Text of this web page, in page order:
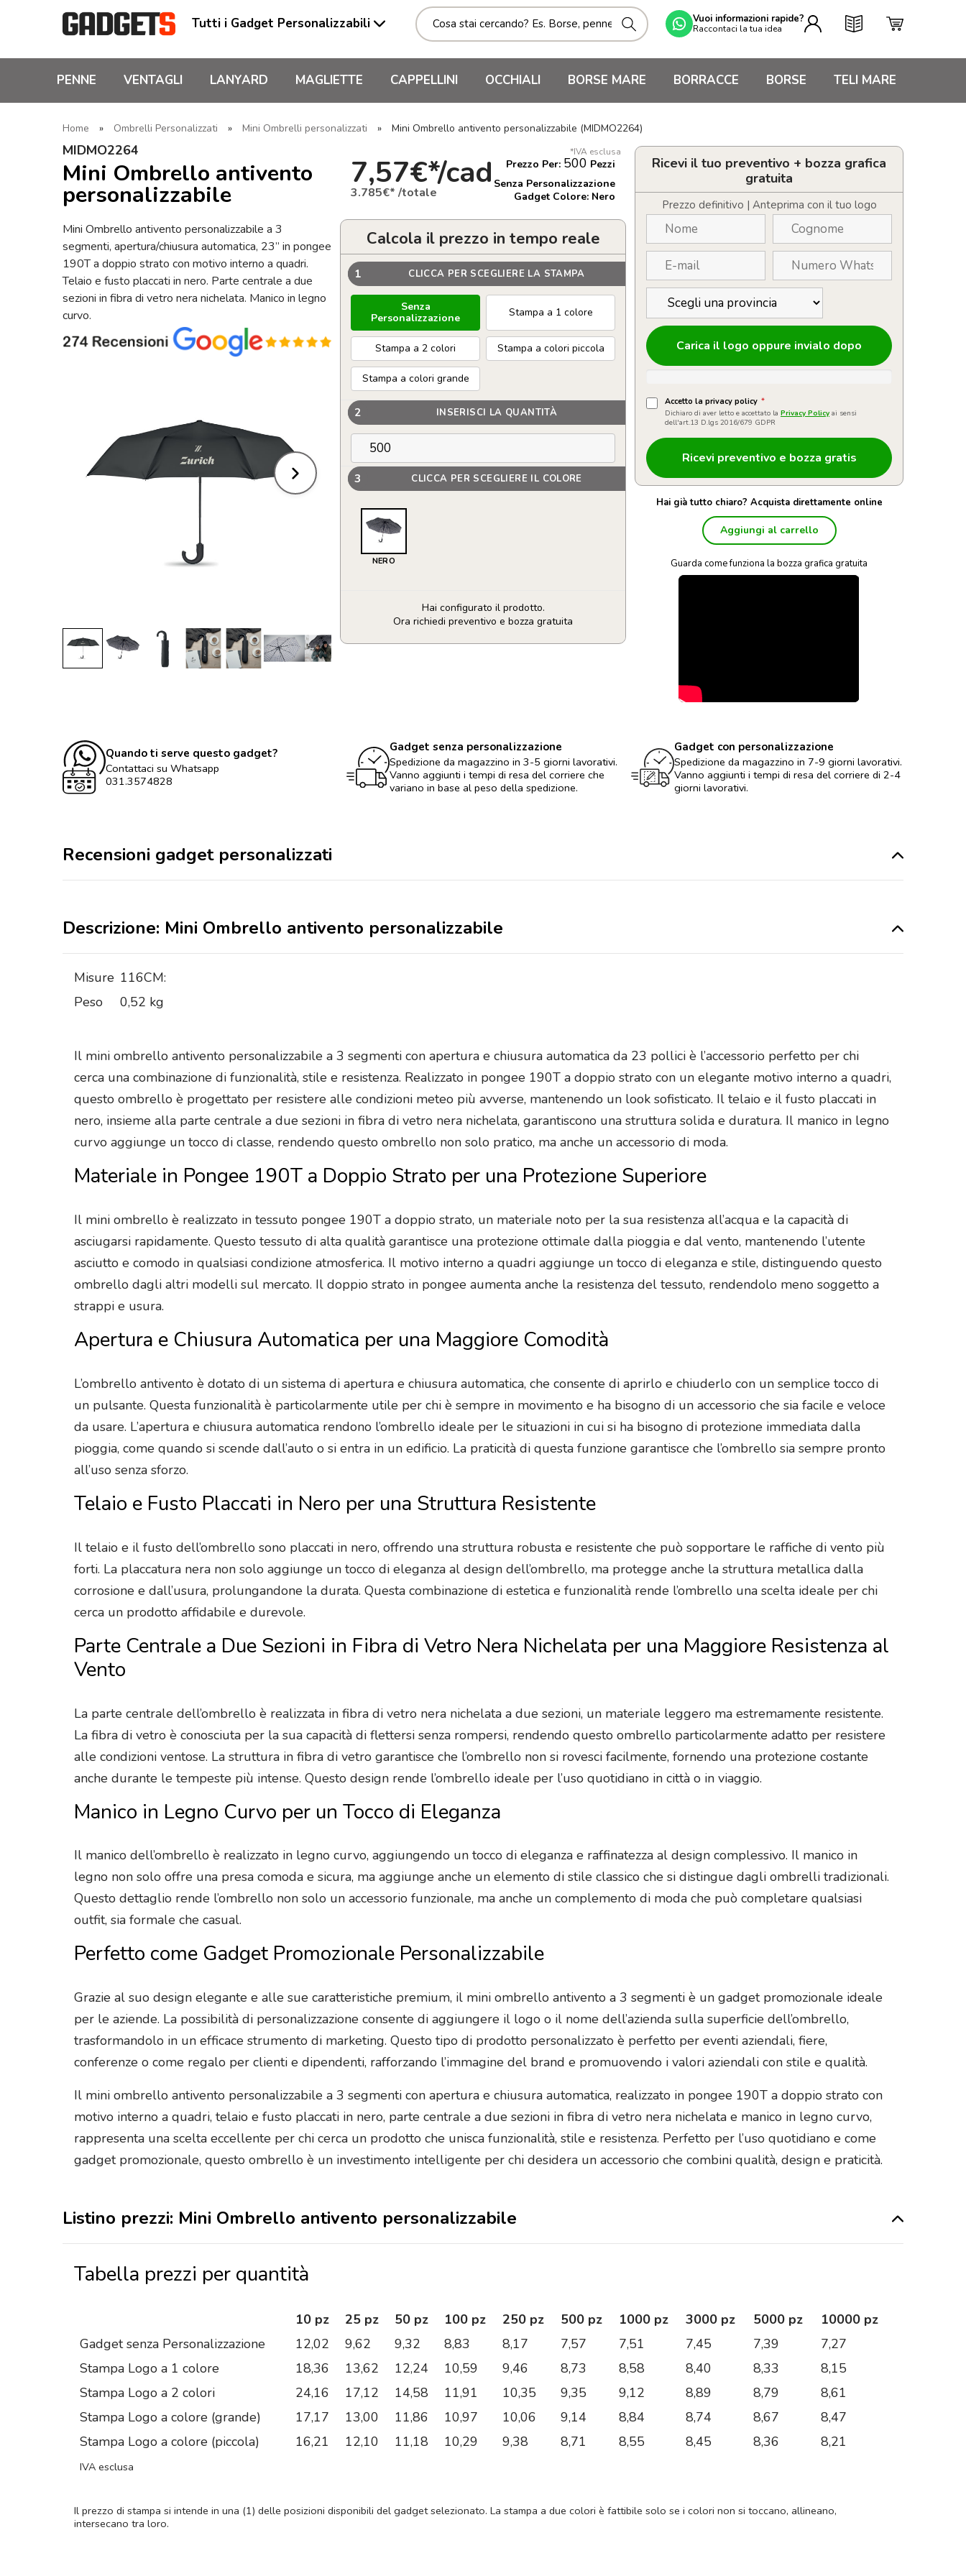
Tutti i Gadget Personalizzabili Vuoi informazioni rapide?
Raccontaci la tua idea
PENNE VENTAGLI LANYARD MAGLIETTE CAPPELLINI OCCHIALI BORSE MARE BORRACCE BORSE TELI MARE
Home » Ombrelli Personalizzati » Mini Ombrelli personalizzati » Mini Ombrello antivento personalizzabile (MIDMO2264)
MIDMO2264
Mini Ombrello antivento
personalizzabile
Mini Ombrello antivento personalizzabile a 3
segmenti, apertura/chiusura automatica, 23” in pongee
190T a doppio strato con motivo interno a quadri.
Telaio e fusto placcati in nero. Parte centrale a due
sezioni in fibra di vetro nera nichelata. Manico in legno
curvo.
*IVA esclusa
7,57€*/cad
3.785€* /totale
Prezzo Per: 500 Pezzi
Senza Personalizzazione
Gadget Colore: Nero
Calcola il prezzo in tempo reale
1 CLICCA PER SCEGLIERE LA STAMPA
Senza
Personalizzazione
Stampa a 1 colore
Stampa a 2 colori Stampa a colori piccola
Stampa a colori grande
2 INSERISCI LA QUANTITÀ
3 CLICCA PER SCEGLIERE IL COLORE
NERO
Hai configurato il prodotto.
Ora richiedi preventivo e bozza gratuita
Mini
Ricevi il tuo preventivo + bozza grafica
gratuita
Prezzo definitivo | Anteprima con il tuo logo
Carica il logo oppure invialo dopo
Accetto la privacy policy *
Dichiaro di aver letto e accettato la Privacy Policy ai sensi
dell'art.13 D.lgs 2016/679 GDPR
Hai già tutto chiaro? Acquista direttamente online
Aggiungi al carrello
Guarda come funziona la bozza grafica gratuita
Quando ti serve questo gadget?
Contattaci su Whatsapp
031.3574828
Gadget senza personalizzazione
Spedizione da magazzino in 3-5 giorni lavorativi.
Vanno aggiunti i tempi di resa del corriere che
variano in base al peso della spedizione.
Gadget con personalizzazione
Spedizione da magazzino in 7-9 giorni lavorativi.
Vanno aggiunti i tempi di resa del corriere di 2-4
giorni lavorativi.
Recensioni gadget personalizzati
Descrizione: Mini Ombrello antivento personalizzabile
Misure 116CM:
Peso
0,52 kg
Il mini ombrello antivento personalizzabile a 3 segmenti con apertura e chiusura automatica da 23 pollici è l’accessorio perfetto per chi
cerca una combinazione di funzionalità, stile e resistenza. Realizzato in pongee 190T a doppio strato con un elegante motivo interno a quadri,
questo ombrello è progettato per resistere alle condizioni meteo più avverse, mantenendo un look sofisticato. Il telaio e il fusto placcati in
nero, insieme alla parte centrale a due sezioni in fibra di vetro nera nichelata, garantiscono una struttura solida e duratura. Il manico in legno
curvo aggiunge un tocco di classe, rendendo questo ombrello non solo pratico, ma anche un accessorio di moda.
Materiale in Pongee 190T a Doppio Strato per una Protezione Superiore
Il mini ombrello è realizzato in tessuto pongee 190T a doppio strato, un materiale noto per la sua resistenza all’acqua e la capacità di
asciugarsi rapidamente. Questo tessuto di alta qualità garantisce una protezione ottimale dalla pioggia e dal vento, mantenendo l’utente
asciutto e comodo in qualsiasi condizione atmosferica. Il motivo interno a quadri aggiunge un tocco di eleganza e stile, distinguendo questo
ombrello dagli altri modelli sul mercato. Il doppio strato in pongee aumenta anche la resistenza del tessuto, rendendolo meno soggetto a
strappi e usura.
Apertura e Chiusura Automatica per una Maggiore Comodità
L’ombrello antivento è dotato di un sistema di apertura e chiusura automatica, che consente di aprirlo e chiuderlo con un semplice tocco di
un pulsante. Questa funzionalità è particolarmente utile per chi è sempre in movimento e ha bisogno di un accessorio che sia facile e veloce
da usare. L’apertura e chiusura automatica rendono l’ombrello ideale per le situazioni in cui si ha bisogno di protezione immediata dalla
pioggia, come quando si scende dall’auto o si entra in un edificio. La praticità di questa funzione garantisce che l’ombrello sia sempre pronto
all’uso senza sforzo.
Telaio e Fusto Placcati in Nero per una Struttura Resistente
Il telaio e il fusto dell’ombrello sono placcati in nero, offrendo una struttura robusta e resistente che può sopportare le raffiche di vento più
forti. La placcatura nera non solo aggiunge un tocco di eleganza al design dell’ombrello, ma protegge anche la struttura metallica dalla
corrosione e dall’usura, prolungandone la durata. Questa combinazione di estetica e funzionalità rende l’ombrello una scelta ideale per chi
cerca un prodotto affidabile e durevole.
Parte Centrale a Due Sezioni in Fibra di Vetro Nera Nichelata per una Maggiore Resistenza al
Vento
La parte centrale dell’ombrello è realizzata in fibra di vetro nera nichelata a due sezioni, un materiale leggero ma estremamente resistente.
La fibra di vetro è conosciuta per la sua capacità di flettersi senza rompersi, rendendo questo ombrello particolarmente adatto per resistere
alle condizioni ventose. La struttura in fibra di vetro garantisce che l’ombrello non si rovesci facilmente, fornendo una protezione costante
anche durante le tempeste più intense. Questo design rende l’ombrello ideale per l’uso quotidiano in città o in viaggio.
Manico in Legno Curvo per un Tocco di Eleganza
Il manico dell’ombrello è realizzato in legno curvo, aggiungendo un tocco di eleganza e raffinatezza al design complessivo. Il manico in
legno non solo offre una presa comoda e sicura, ma aggiunge anche un elemento di stile classico che si distingue dagli ombrelli tradizionali.
Questo dettaglio rende l’ombrello non solo un accessorio funzionale, ma anche un complemento di moda che può completare qualsiasi
outfit, sia formale che casual.
Perfetto come Gadget Promozionale Personalizzabile
Grazie al suo design elegante e alle sue caratteristiche premium, il mini ombrello antivento a 3 segmenti è un gadget promozionale ideale
per le aziende. La possibilità di personalizzazione consente di aggiungere il logo o il nome dell’azienda sulla superficie dell’ombrello,
trasformandolo in un efficace strumento di marketing. Questo tipo di prodotto personalizzato è perfetto per eventi aziendali, fiere,
conferenze o come regalo per clienti e dipendenti, rafforzando l’immagine del brand e promuovendo i valori aziendali con stile e qualità.
Il mini ombrello antivento personalizzabile a 3 segmenti con apertura e chiusura automatica, realizzato in pongee 190T a doppio strato con
motivo interno a quadri, telaio e fusto placcati in nero, parte centrale a due sezioni in fibra di vetro nera nichelata e manico in legno curvo,
rappresenta una scelta eccellente per chi cerca un prodotto che unisca funzionalità, stile e resistenza. Perfetto per l’uso quotidiano e come
gadget promozionale, questo ombrello è un investimento intelligente per chi desidera un accessorio che combini qualità, design e praticità.
Listino prezzi: Mini Ombrello antivento personalizzabile
Tabella prezzi per quantità
10 pz 25 pz 50 pz 100 pz 250 pz 500 pz 1000 pz 3000 pz 5000 pz
10000 pz
Gadget senza Personalizzazione
12,02 9,62 9,32 8,83 8,17 7,57 7,51 7,45 7,39
7,27
Stampa Logo a 1 colore
18,36 13,62 12,24 10,59 9,46 8,73 8,58 8,40 8,33
8,15
Stampa Logo a 2 colori
24,16 17,12 14,58 11,91 10,35 9,35 9,12 8,89 8,79
8,61
Stampa Logo a colore (grande)
17,17 13,00 11,86 10,97 10,06 9,14 8,84 8,74 8,67
8,47
Stampa Logo a colore (piccola)
16,21 12,10 11,18 10,29 9,38 8,71 8,55 8,45 8,36 8,21
IVA esclusa
Il prezzo di stampa si intende in una (1) delle posizioni disponibili del gadget selezionato. La stampa a due colori è fattibile solo se i colori non si toccano, allineano,
intersecano tra loro.